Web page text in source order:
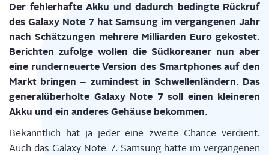
Der feh­ler­haf­te Akku und dadurch beding­te Rück­ruf
des Gala­xy Note 7 hat Sam­sung im ver­gan­ge­nen Jahr
nach Schät­zun­gen meh­re­re Mil­li­ar­den Euro gekos­tet.
Berich­ten zufol­ge wol­len die Süd­ko­rea­ner nun aber
eine rund­erneu­er­te Ver­si­on des Smart­phones auf den
Markt brin­gen – zumin­dest in Schwel­len­län­dern. Das
gene­ral­über­hol­te Gala­xy Note 7 soll einen klei­ne­ren
Akku und ein ande­res Gehäu­se bekommen.
Bekannt­lich hat ja jeder eine zwei­te Chan­ce ver­dient.
Auch das Gala­xy Note 7. Sam­sung hat­te im ver­gan­ge­nen